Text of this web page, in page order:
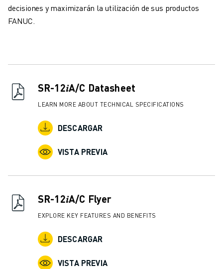
FORMACIÓN Y EDUCACIÓN
FANUC ACADEMY
NOTICIAS Y MEDIOS DE COMUNICACIÓN
NOTICIAS Y MEDIOS DE COMUNICACIÓN
EVENTOS EDUCATIVOS
SOBRE FANUC
SOBRE FANUC
FANUC EN EUROPA
CARRERA PROFESIONAL
DÉ FORMA A SU FUTURO CON FANUC
CONTACTAR
UBICACIONES
decisiones y maximizarán la utilización de sus productos
FANUC.
SR-12𝑖A/C Datasheet
LEARN MORE ABOUT TECHNICAL SPECIFICATIONS
DESCARGAR
VISTA PREVIA
SR-12𝑖A/C Flyer
EXPLORE KEY FEATURES AND BENEFITS
DESCARGAR
VISTA PREVIA